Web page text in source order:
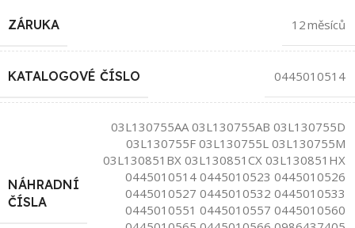
ZÁRUKA 12 měsíců
KATALOGOVÉ ČÍSLO 0445010514
NÁHRADNÍ
ČÍSLA
03L130755AA 03L130755AB 03L130755D
03L130755F 03L130755L 03L130755M
03L130851BX 03L130851CX 03L130851HX
0445010514 0445010523 0445010526
0445010527 0445010532 0445010533
0445010551 0445010557 0445010560